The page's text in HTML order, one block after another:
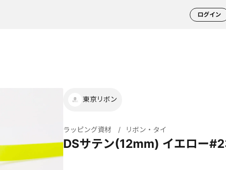
ログイン
東京リボン
ラッピング資材 リボン・タイ
DSサテン(12mm) イエロー